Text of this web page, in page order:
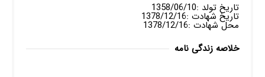
تاریخ تولد :1358/06/10
تاریخ شهادت :1378/12/16
محل شهادت :1378/12/16
خلاصه زندگی نامه